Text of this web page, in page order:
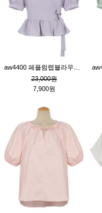
23,000원
7,900원